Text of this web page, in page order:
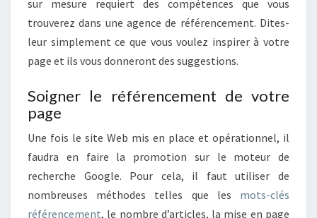
E
I
N
R
E
A
V
E
C
R
S
sur mesure requiert des compétences que vous
trouverez dans une agence de référencement. Dites-
leur simplement ce que vous voulez inspirer à votre
page et ils vous donneront des suggestions.
Soigner le référencement de votre
page
Une fois le site Web mis en place et opérationnel, il
faudra en faire la promotion sur le moteur de
recherche Google. Pour cela, il faut utiliser de
nombreuses méthodes telles que les mots-clés
référencement, le nombre d’articles, la mise en page